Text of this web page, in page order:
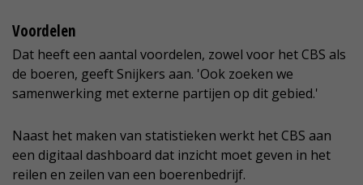
Voordelen
Dat heeft een aantal voordelen, zowel voor het CBS als
de boeren, geeft Snijkers aan. 'Ook zoeken we
samenwerking met externe partijen op dit gebied.'
Naast het maken van statistieken werkt het CBS aan
een digitaal dashboard dat inzicht moet geven in het
reilen en zeilen van een boerenbedrijf.